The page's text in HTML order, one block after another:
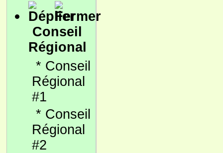
Conseil
Régional
* Conseil
Régional
#1
* Conseil
Régional
#2